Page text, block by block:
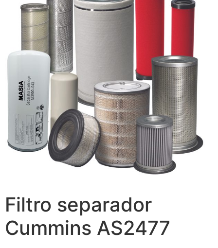
Filtro separador
Cummins AS2477